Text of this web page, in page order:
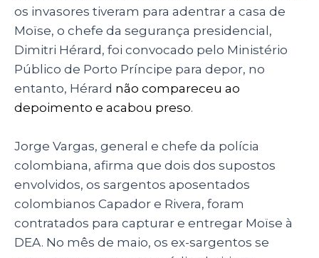
os invasores tiveram para adentrar a casa de
Moïse, o chefe da segurança presidencial,
Dimitri Hérard, foi convocado pelo Ministério
Público de Porto Príncipe para depor, no
entanto, Hérard não compareceu ao
depoimento e acabou preso.
Jorge Vargas, general e chefe da polícia
colombiana, afirma que dois dos supostos
envolvidos, os sargentos aposentados
colombianos Capador e Rivera, foram
contratados para capturar e entregar Moïse à
DEA. No mês de maio, os ex-sargentos se